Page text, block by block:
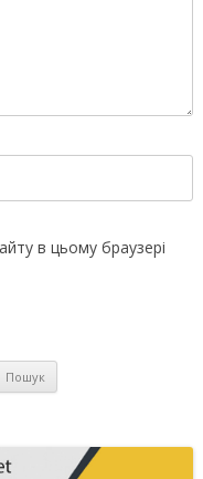
в цьому браузері